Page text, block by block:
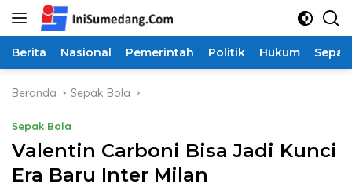
Langsung
Berita Nasional Pemerintah Politik Hukum
Beranda Sepak Bola
Sepak Bola
Valentin Carboni Bisa Jadi Kunci
Era Baru Inter Milan